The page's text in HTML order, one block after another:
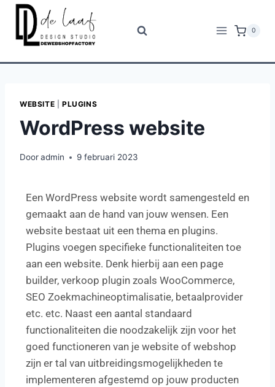
0
WEBSITE PLUGINS
WordPress website
Dooradmin 9 februari 2023
Een WordPress website wordt samengesteld en
gemaakt aan de hand van jouw wensen. Een
website bestaat uit een thema en plugins.
Plugins voegen specifieke functionaliteiten toe
aan een website. Denk hierbij aan een page
builder, verkoop plugin zoals WooCommerce,
SEO Zoekmachineoptimalisatie, betaalprovider
etc. etc. Naast een aantal standaard
functionaliteiten die noodzakelijk zijn voor het
goed functioneren van je website of webshop
zijn er tal van uitbreidingsmogelijkheden te
implementeren afgestemd op jouw producten